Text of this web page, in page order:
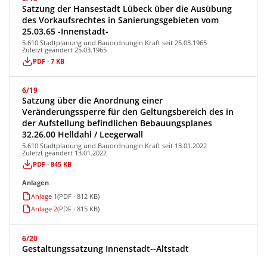
Satzung der Hansestadt Lübeck über die Ausübung
des Vorkaufsrechtes in Sanierungsgebieten vom
25.03.65 -Innenstadt-
5.610 Stadtplanung und BauordnungIn Kraft seit 25.03.1965
Zuletzt geändert 25.03.1965
PDF · 7 KB
6/19
Satzung über die Anordnung einer
Veränderungssperre für den Geltungsbereich des in
der Aufstellung befindlichen Bebauungsplanes
32.26.00 Helldahl / Leegerwall
5.610 Stadtplanung und BauordnungIn Kraft seit 13.01.2022
Zuletzt geändert 13.01.2022
PDF · 845 KB
Anlagen
Anlage 1(PDF · 812 KB)
Anlage 2(PDF · 815 KB)
6/20
Gestaltungssatzung Innenstadt--Altstadt